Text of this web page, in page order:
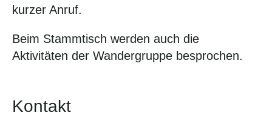
kurzer Anruf.
Beim Stammtisch werden auch die
Aktivitäten der Wandergruppe besprochen.
Kontakt